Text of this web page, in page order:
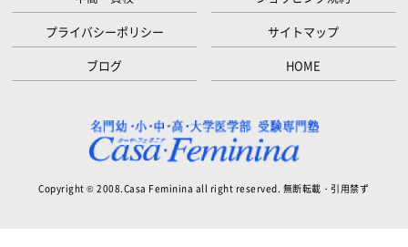
プライバシーポリシー
サイトマップ
ブログ
HOME
Copyright © 2008.Casa Feminina all right reserved. 無断転載・引用禁ず